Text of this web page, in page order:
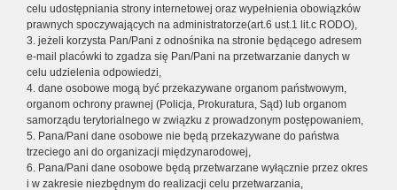
celu udostępniania strony internetowej oraz wypełnienia obowiązków
prawnych spoczywających na administratorze(art.6 ust.1 lit.c RODO),
3. jeżeli korzysta Pan/Pani z odnośnika na stronie będącego adresem
e-mail placówki to zgadza się Pan/Pani na przetwarzanie danych w
celu udzielenia odpowiedzi,
4. dane osobowe mogą być przekazywane organom państwowym,
organom ochrony prawnej (Policja, Prokuratura, Sąd) lub organom
samorządu terytorialnego w związku z prowadzonym postępowaniem,
5. Pana/Pani dane osobowe nie będą przekazywane do państwa
trzeciego ani do organizacji międzynarodowej,
6. Pana/Pani dane osobowe będą przetwarzane wyłącznie przez okres
i w zakresie niezbędnym do realizacji celu przetwarzania,